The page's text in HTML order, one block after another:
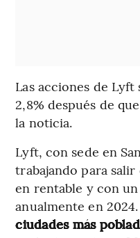
Las acciones de
2,8% después de
la noticia.
Lyft, con sede en
trabajando para
en rentable y con
anualmente en
ciudades más